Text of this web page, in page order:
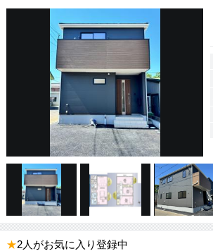
★2人がお気に入り登録中